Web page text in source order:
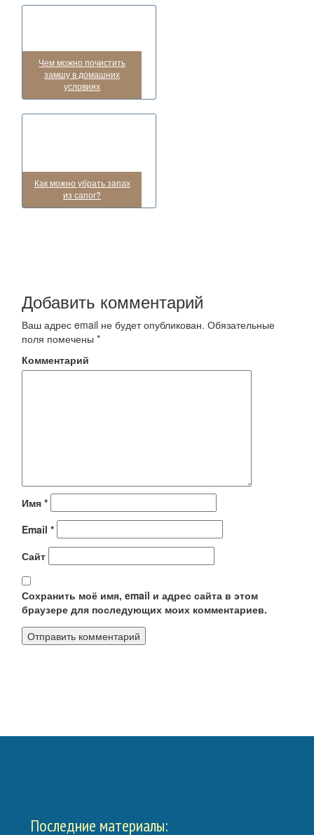
Чем можно почистить
замшу в домашних
условиях
Как можно убрать запах
из сапог?
Добавить комментарий
Ваш адрес email не будет опубликован. Обязательные
поля помечены*
Комментарий
Имя*
Email*
Сайт
Сохранить моё имя, email и адрес сайта в этом
браузере для последующих моих комментариев.
Последние материалы: